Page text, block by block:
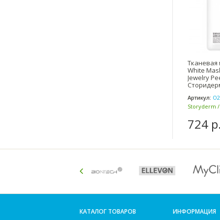
Тканевая
White
Jewelry
Артикул:
Storyderm
724 р.
КАТАЛОГ ТОВАРОВ ИНФОРМАЦИЯ